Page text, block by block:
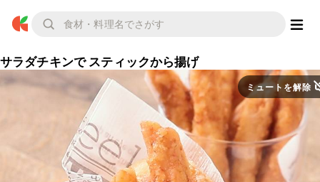
サラダチキンで スティックから揚げ
ミュートを解除